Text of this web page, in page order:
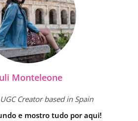
Monteleone
Creator based in Spain
e mostro tudo por aqui!